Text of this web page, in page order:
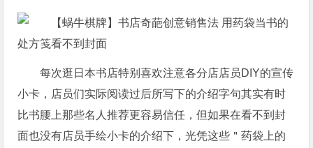
每次逛日本书店特别喜欢注意各分店店员DIY的宣传
小卡，店员们实际阅读过后所写下的介绍字句其实有时
比书腰上那些名人推荐更容易信任，但如果在看不到封
面也没有店员手绘小卡的介绍下，光凭这些＂药袋上的